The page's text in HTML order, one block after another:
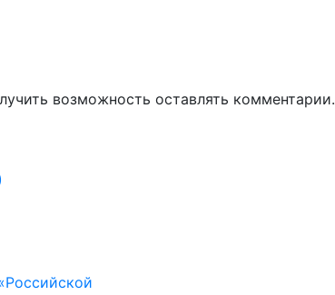
возможность оставлять комментарии.